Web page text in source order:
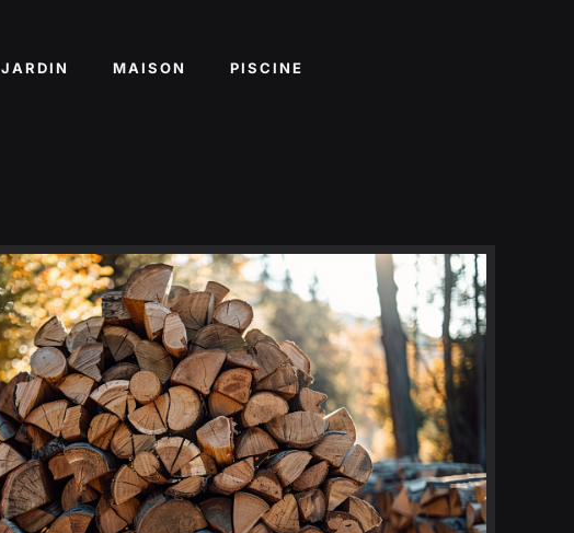
JARDIN MAISON PISCINE